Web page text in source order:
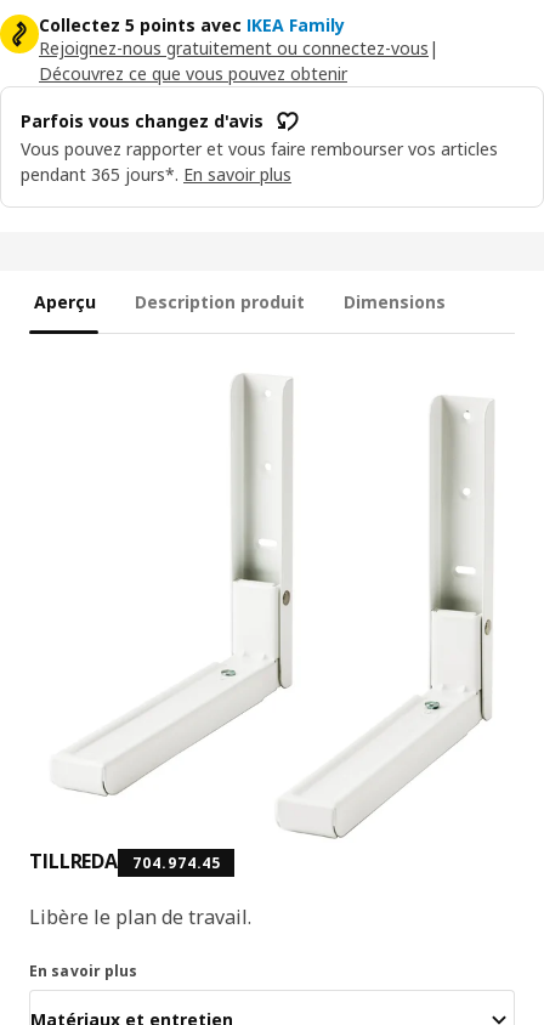
Collectez 5 points avec IKEA Family
Rejoignez-nous gratuitement ou connectez-vous |
Découvrez ce que vous pouvez obtenir
Parfois vous changez d'avis
Vous pouvez rapporter et vous faire rembourser vos articles
pendant 365 jours*. En savoir plus
Aperçu Description produit Dimensions
TILLREDA 704.974.45
Libère le plan de travail.
En savoir plus
Matériaux et entretien